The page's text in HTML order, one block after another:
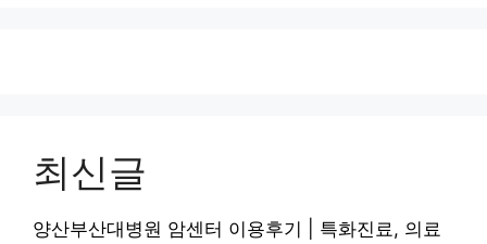
최신글
양산부산대병원 암센터 이용후기 | 특화진료, 의료